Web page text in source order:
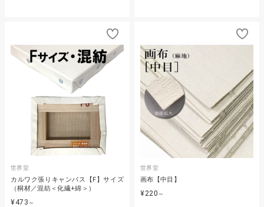
世界堂
カルワク張りキャンバス【F】サイズ
（桐材／混紡＜化繊+綿＞）
¥473 ～
世界堂
画布【中目】
¥220 ～